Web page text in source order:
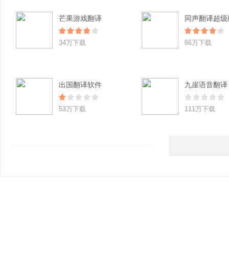
芒果游戏翻译
34万下载
同声翻译超级
66万下载
出国翻译软件
53万下载
九崖语音翻译
111万下载